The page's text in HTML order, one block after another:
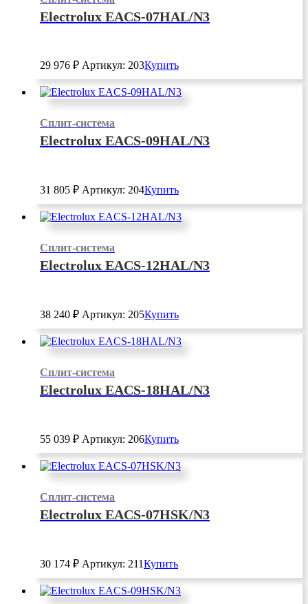
Electrolux EACS-07HAL/N3
29 976 ₽ Артикул: 203Купить
Сплит-система
Electrolux EACS-09HAL/N3
31 805 ₽ Артикул: 204Купить
Сплит-система
Electrolux EACS-12HAL/N3
38 240 ₽ Артикул: 205Купить
Сплит-система
Electrolux EACS-18HAL/N3
55 039 ₽ Артикул: 206Купить
Сплит-система
Electrolux EACS-07HSK/N3
30 174 ₽ Артикул: 211Купить